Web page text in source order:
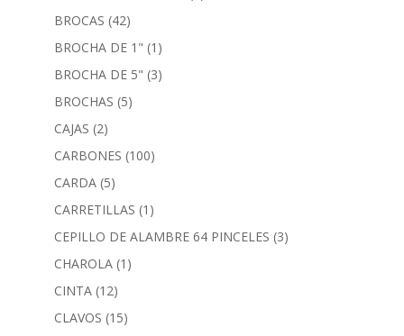
BROCAS (42)
BROCHA DE 1" (1)
BROCHA DE 5" (3)
BROCHAS (5)
CAJAS (2)
CARBONES (100)
CARDA (5)
CARRETILLAS (1)
CEPILLO DE ALAMBRE 64 PINCELES (3)
CHAROLA (1)
CINTA (12)
CLAVOS (15)